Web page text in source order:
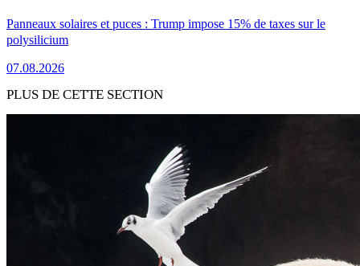
Panneaux solaires et puces : Trump impose 15% de taxes sur le
polysilicium
07.08.2026
PLUS DE CETTE SECTION